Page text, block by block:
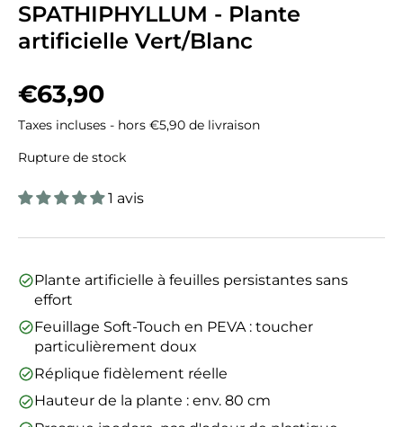
SPATHIPHYLLUM - Plante
artificielle Vert/Blanc
Prix habituel
€63,90
Taxes incluses - hors €5,90 de livraison
Rupture de stock
1 avis
Plante artificielle à feuilles persistantes sans
effort
Feuillage Soft-Touch en PEVA : toucher
particulièrement doux
Réplique fidèlement réelle
Hauteur de la plante : env. 80 cm